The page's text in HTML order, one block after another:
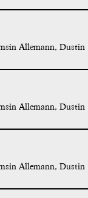
Allemann, Dustin
Allemann, Dustin
Allemann, Dustin